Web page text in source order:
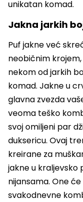
unikatan komad.
Jakna jarkih
Puf jakne već
neobičnim
nekom od jarkih
komad. Jakne u
glavna zvezda
veoma teško
svoj omiljeni par
duksericu. Ovaj
kreirane za
jakne u kraljevsko
nijansama. One
svakodnevne